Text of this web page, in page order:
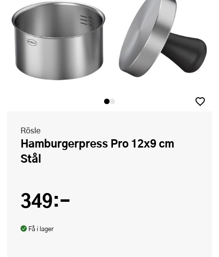
Rösle
Hamburgerpress Pro 12x9 cm
Stål
349:-
Få i lager